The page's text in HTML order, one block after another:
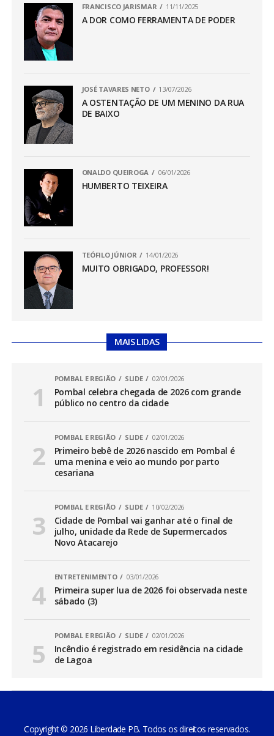
FRANCISCO JARISMAR 11/11/2025
A DOR COMO FERRAMENTA DE PODER
JOSÉ TAVARES NETO 13/07/2026
A OSTENTAÇÃO DE UM MENINO DA RUA
DE BAIXO
ONALDO QUEIROGA 06/01/2026
HUMBERTO TEIXEIRA
TEÓFILO JÚNIOR 14/01/2026
MUITO OBRIGADO, PROFESSOR!
MAIS LIDAS
POMBAL E REGIÃO SLIDE 02/01/2026
Pombal celebra chegada de 2026 com grande
público no centro da cidade
POMBAL E REGIÃO SLIDE 02/01/2026
Primeiro bebê de 2026 nascido em Pombal é
uma menina e veio ao mundo por parto
cesariana
POMBAL E REGIÃO SLIDE 10/02/2026
Cidade de Pombal vai ganhar até o final de
julho, unidade da Rede de Supermercados
Novo Atacarejo
ENTRETENIMENTO 03/01/2026
Primeira super lua de 2026 foi observada neste
sábado (3)
POMBAL E REGIÃO SLIDE 02/01/2026
Incêndio é registrado em residência na cidade
de Lagoa
Copyright © 2026 Liberdade PB. Todos os direitos reservados.